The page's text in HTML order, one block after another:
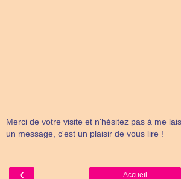
Merci de votre visite et n'hésitez pas à me
un message, c'est un plaisir de vous lire !
‹ Accueil